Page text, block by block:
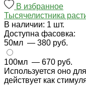
В избранное
Тысячелистника
В наличии: 1 шт.
Доступна фасовка:
50мл — 380 руб.
100мл — 670 руб.
Используется оно
действует как